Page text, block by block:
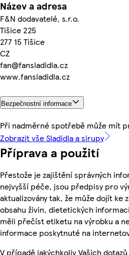
Název a adresa
F&N dodavatelé, s.r.o.
Tišice 225
277 15 Tišice
CZ
fan@fansladidla.cz
www.fansladidla.cz
Bezpečnostní informace
Při nadměrné spotřebě může mít
Zobrazit vše Sladidla a sirupy
Příprava a použití
Přestože je zajištění správných
nejvyšší péče, jsou předpisy pro
aktualizovány tak, že může dojít ke
obsahu živin, dietetických
měli přečíst etiketu na výrobku a
informace poskytnuté na
V případě jakýchkoliv Vašich